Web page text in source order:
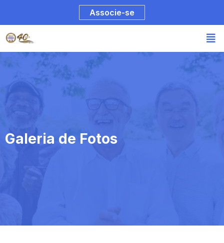
Associe-se
Galeria de Fotos